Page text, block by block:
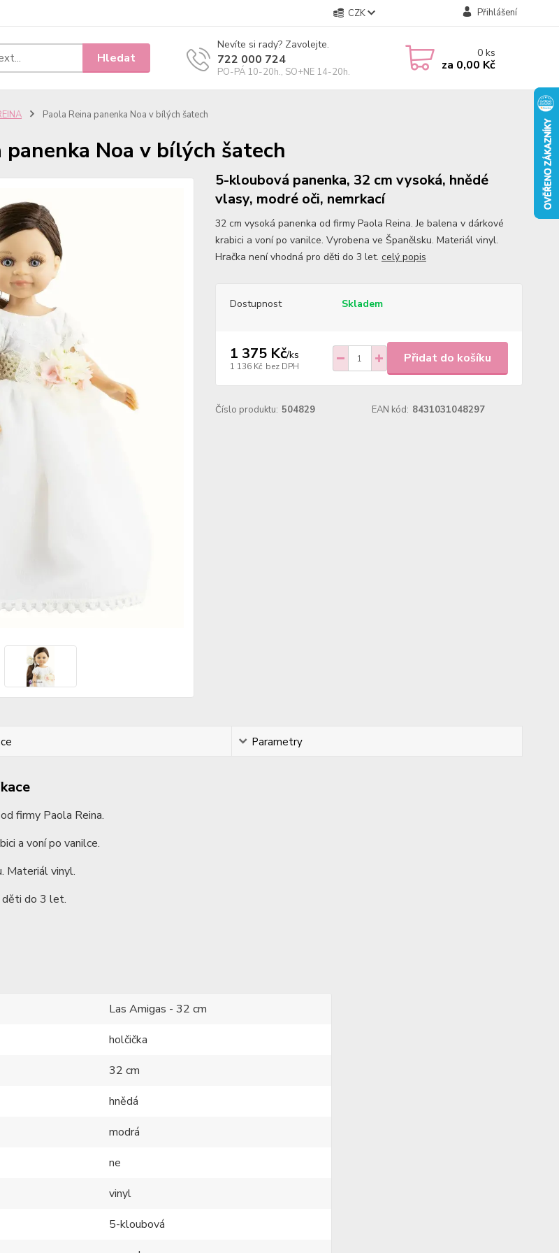
CZK Přihlášení
Hledat
Nevíte si rady? Zavolejte.
722 000 724
PO-PÁ 10-20h., SO+NE 14-20h.
0ks
za 0,00 Kč
Paola Reina panenka Noa v bílých šatech
panenka Noa v bílých šatech
5-kloubová panenka, 32 cm vysoká, hnědé
vlasy, modré oči, nemrkací
32 cm vysoká panenka od firmy Paola Reina. Je balena v dárkové
krabici a voní po vanilce. Vyrobena ve Španělsku. Materiál vinyl.
Hračka není vhodná pro děti do 3 let. celý popis
Dostupnost Skladem
1 375 Kč/ks
1 136 Kč bez DPH
Přidat do košíku
Číslo produktu: 504829 EAN kód: 8431031048297
Parametry
firmy Paola Reina.
a voní po vanilce.
Materiál vinyl.
děti do 3 let.
Las Amigas - 32 cm
holčička
32 cm
hnědá
modrá
ne
vinyl
5-kloubová